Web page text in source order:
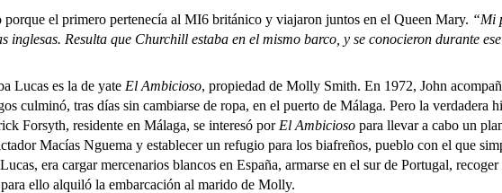
el primero pertenecía al MI6 británico y viajaron juntos en el Queen Mary. “Mi
Resulta que Churchill estaba en el mismo barco, y se conocieron durante
Lucas es la de yate El Ambicioso, propiedad de Molly Smith. En 1972, John
culminó, tras días sin cambiarse de ropa, en el puerto de Málaga. Pero la verdadera
Forsyth, residente en Málaga, se interesó por El Ambicioso para llevar a cabo un
Macías Nguema y establecer un refugio para los biafreños, pueblo con el que
era cargar mercenarios blancos en España, armarse en el sur de Portugal,
ello alquiló la embarcación al marido de Molly.